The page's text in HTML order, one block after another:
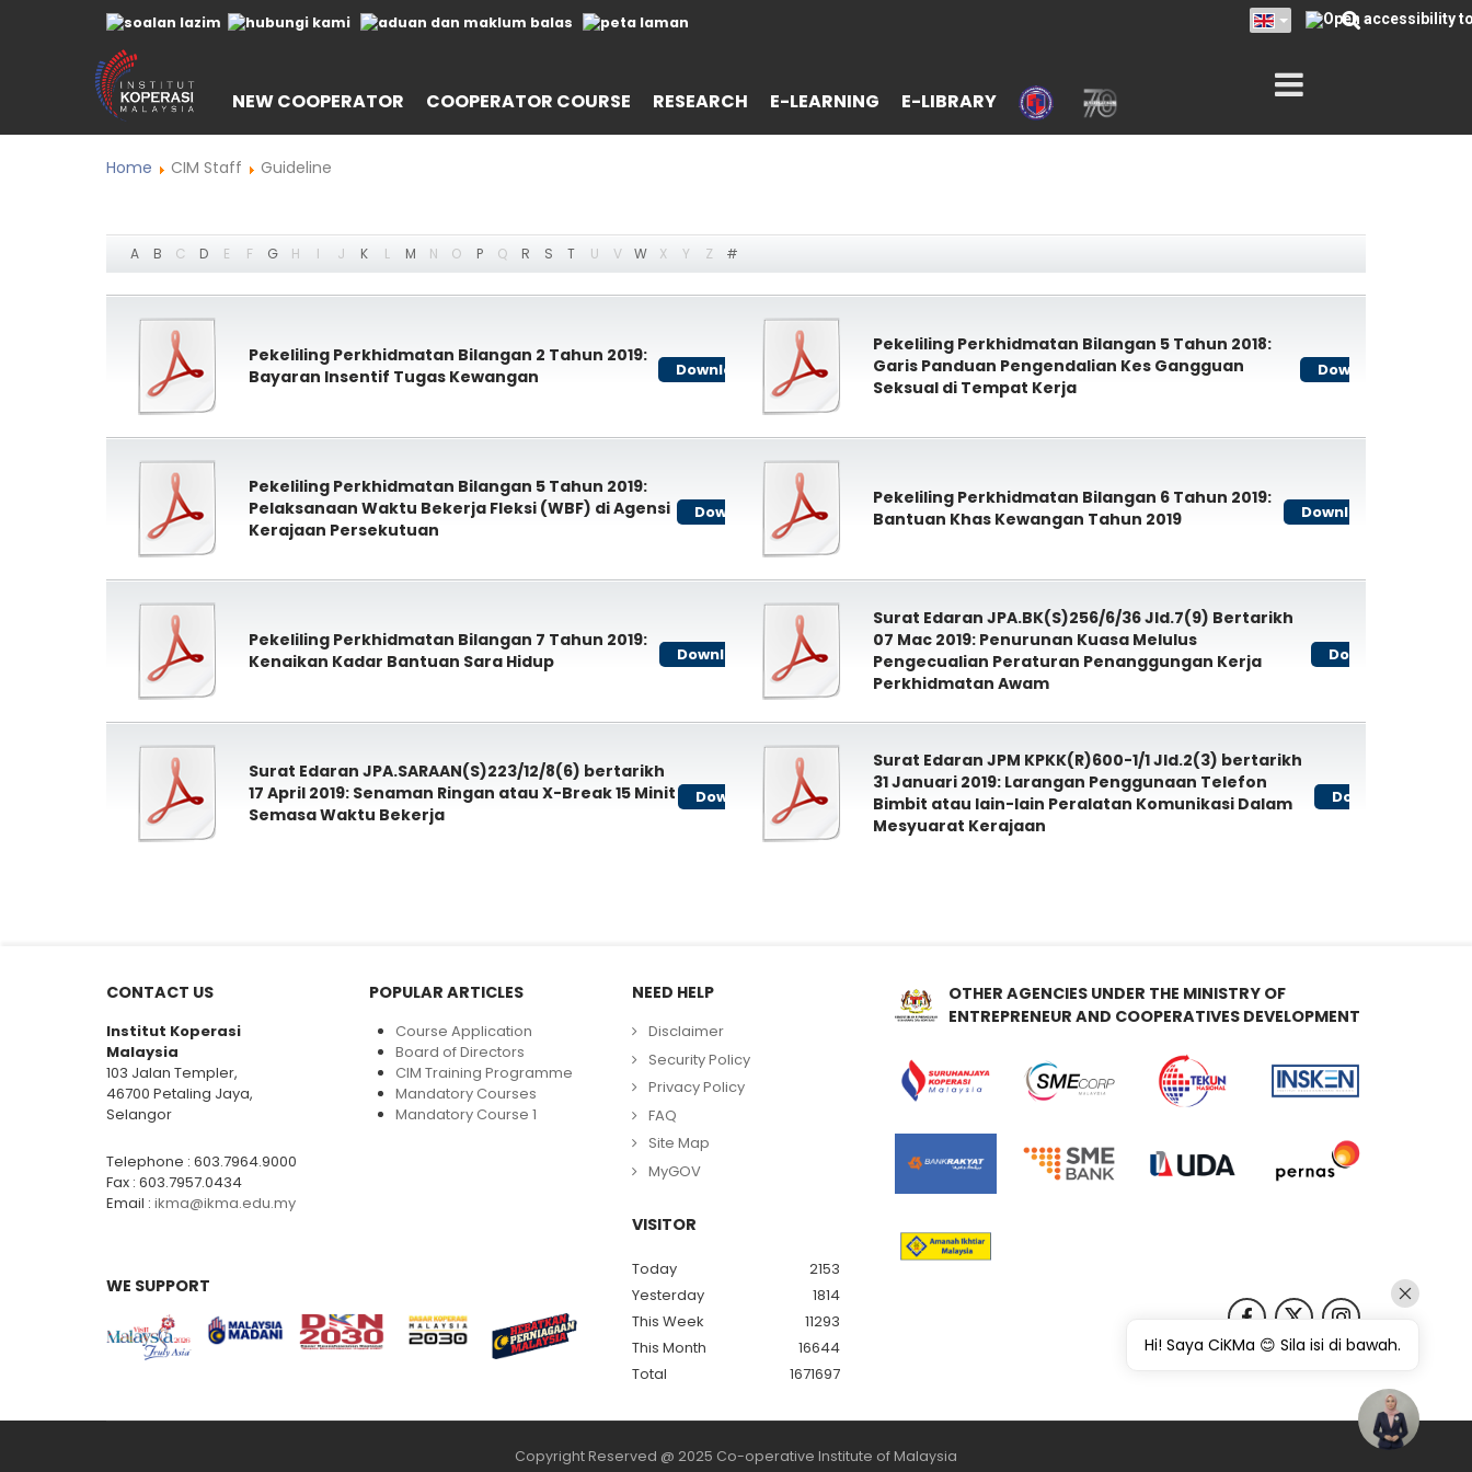
NEW COOPERATOR COOPERATOR COURSE RESEARCH E-LEARNING E-LIBRARY
Home CIM Staff Guideline
A B C D E F G H I J K L M N O P Q R S T U V W X Y Z #
Pekeliling Perkhidmatan Bilangan 2 Tahun 2019:
Bayaran Insentif Tugas Kewangan
Download
Pekeliling Perkhidmatan Bilangan 5 Tahun 2018:
Garis Panduan Pengendalian Kes Gangguan
Seksual di Tempat Kerja
Download
Pekeliling Perkhidmatan Bilangan 5 Tahun 2019:
Pelaksanaan Waktu Bekerja Fleksi (WBF) di Agensi
Kerajaan Persekutuan
Download
Pekeliling Perkhidmatan Bilangan 6 Tahun 2019:
Bantuan Khas Kewangan Tahun 2019
Download
Pekeliling Perkhidmatan Bilangan 7 Tahun 2019:
Kenaikan Kadar Bantuan Sara Hidup
Download
Surat Edaran JPA.BK(S)256/6/36 Jld.7(9) Bertarikh
07 Mac 2019: Penurunan Kuasa Melulus
Pengecualian Peraturan Penanggungan Kerja
Perkhidmatan Awam
Download
Surat Edaran JPA.SARAAN(S)223/12/8(6) bertarikh
17 April 2019: Senaman Ringan atau X-Break 15 Minit
Semasa Waktu Bekerja
Download
Surat Edaran JPM KPKK(R)600-1/1 Jld.2(3) bertarikh
31 Januari 2019: Larangan Penggunaan Telefon
Bimbit atau lain-lain Peralatan Komunikasi Dalam
Mesyuarat Kerajaan
Download
CONTACT US
Institut Koperasi
Malaysia
103 Jalan Templer,
46700 Petaling Jaya,
Selangor
Telephone : 603.7964.9000
Fax : 603.7957.0434
Email : ikma@ikma.edu.my
POPULAR ARTICLES
Course Application
Board of Directors
CIM Training Programme
Mandatory Courses
Mandatory Course 1
NEED HELP
Disclaimer
Security Policy
Privacy Policy
FAQ
Site Map
MyGOV
VISITOR
Today
2153
Yesterday
1814
This Week
11293
This Month
16644
Total
1671697
OTHER AGENCIES UNDER THE MINISTRY OF
ENTREPRENEUR AND COOPERATIVES DEVELOPMENT
WE SUPPORT
Copyright Reserved @ 2025 Co-operative Institute of Malaysia
Hi! Saya CiKMa 😊 Sila isi di bawah.